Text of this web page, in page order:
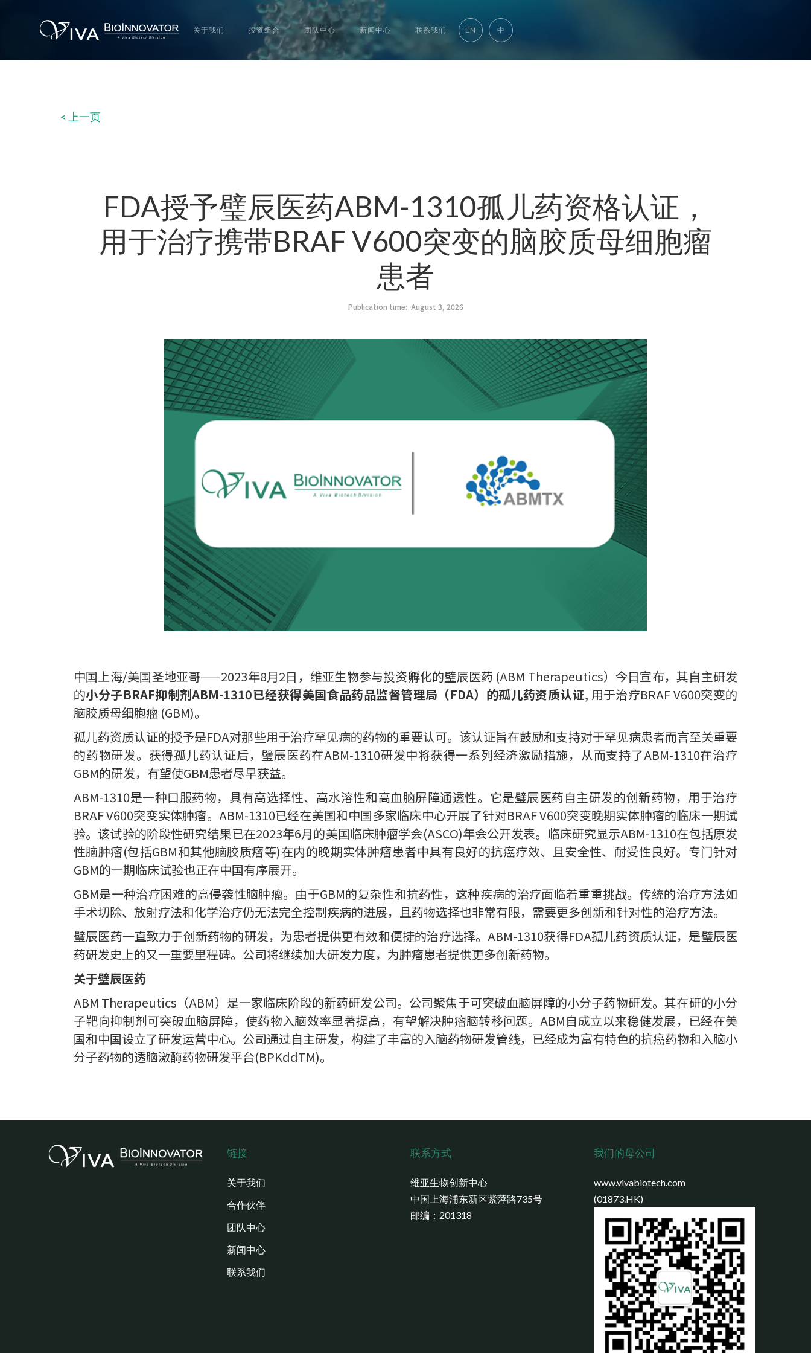
关于我们 投资组合 团队中心 新闻中心 联系我们 EN 中
< 上一页
FDA授予璧辰医药ABM-1310孤儿药资格认证，
用于治疗携带BRAF V600突变的脑胶质母细胞瘤
患者
Publication time: August 3, 2026
中国上海/美国圣地亚哥——2023年8月2日，维亚生物参与投资孵化的璧辰医药 (ABM Therapeutics）今日宣布，其自主研发
的小分子BRAF抑制剂ABM-1310已经获得美国食品药品监督管理局（FDA）的孤儿药资质认证, 用于治疗BRAF V600突变的
脑胶质母细胞瘤 (GBM)。
孤儿药资质认证的授予是FDA对那些用于治疗罕见病的药物的重要认可。该认证旨在鼓励和支持对于罕见病患者而言至关重要
的药物研发。获得孤儿药认证后，璧辰医药在ABM-1310研发中将获得一系列经济激励措施，从而支持了ABM-1310在治疗
GBM的研发，有望使GBM患者尽早获益。
ABM-1310是一种口服药物，具有高选择性、高水溶性和高血脑屏障通透性。它是璧辰医药自主研发的创新药物，用于治疗
BRAF V600突变实体肿瘤。ABM-1310已经在美国和中国多家临床中心开展了针对BRAF V600突变晚期实体肿瘤的临床一期试
验。该试验的阶段性研究结果已在2023年6月的美国临床肿瘤学会(ASCO)年会公开发表。临床研究显示ABM-1310在包括原发
性脑肿瘤(包括GBM和其他脑胶质瘤等)在内的晚期实体肿瘤患者中具有良好的抗癌疗效、且安全性、耐受性良好。专门针对
GBM的一期临床试验也正在中国有序展开。
GBM是一种治疗困难的高侵袭性脑肿瘤。由于GBM的复杂性和抗药性，这种疾病的治疗面临着重重挑战。传统的治疗方法如
手术切除、放射疗法和化学治疗仍无法完全控制疾病的进展，且药物选择也非常有限，需要更多创新和针对性的治疗方法。
璧辰医药一直致力于创新药物的研发，为患者提供更有效和便捷的治疗选择。ABM-1310获得FDA孤儿药资质认证，是璧辰医
药研发史上的又一重要里程碑。公司将继续加大研发力度，为肿瘤患者提供更多创新药物。
关于璧辰医药
ABM Therapeutics（ABM）是一家临床阶段的新药研发公司。公司聚焦于可突破血脑屏障的小分子药物研发。其在研的小分
子靶向抑制剂可突破血脑屏障，使药物入脑效率显著提高，有望解决肿瘤脑转移问题。ABM自成立以来稳健发展，已经在美
国和中国设立了研发运营中心。公司通过自主研发，构建了丰富的入脑药物研发管线，已经成为富有特色的抗癌药物和入脑小
分子药物的透脑激酶药物研发平台(BPKddTM)。
链接
关于我们
合作伙伴
团队中心
新闻中心
联系我们
联系方式
维亚生物创新中心
中国上海浦东新区紫萍路735号
邮编：201318
我们的母公司
www.vivabiotech.com
(01873.HK)